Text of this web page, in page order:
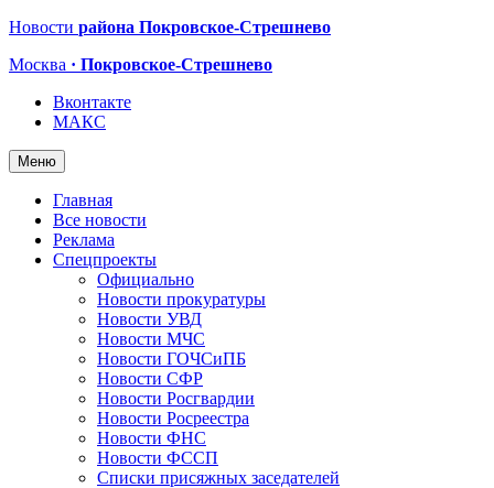
Новости района Покровское-Стрешнево
Москва · Покровское-Стрешнево
Вконтакте
МАКС
Меню
Главная
Все новости
Реклама
Спецпроекты
Официально
Новости прокуратуры
Новости УВД
Новости МЧС
Новости ГОЧСиПБ
Новости СФР
Новости Росгвардии
Новости Росреестра
Новости ФНС
Новости ФССП
Списки присяжных заседателей